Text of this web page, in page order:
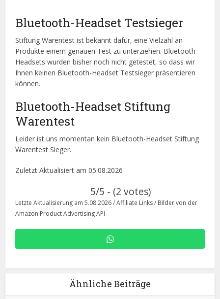
Bluetooth-Headset Testsieger
Stiftung Warentest ist bekannt dafür, eine Vielzahl an
Produkte einem genauen Test zu unterziehen. Bluetooth-
Headsets wurden bisher noch nicht getestet, so dass wir
Ihnen keinen Bluetooth-Headset Testsieger präsentieren
können.
Bluetooth-Headset Stiftung
Warentest
Leider ist uns momentan kein Bluetooth-Headset Stiftung
Warentest Sieger.
Zuletzt Aktualisiert am 05.08.2026
5/5 - (2 votes)
Letzte Aktualisierung am 5.08.2026 / Affiliate Links / Bilder von der
Amazon Product Advertising API
Ähnliche Beiträge